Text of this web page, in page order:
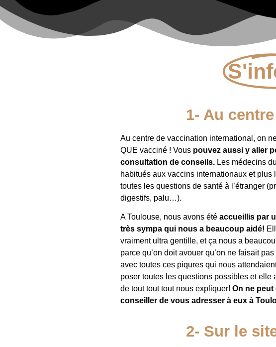
1- Au
Au centre de vaccination international, on
QUE vacciné ! Vous pouvez aussi y aller
consultation de conseils. Les médecins
habitués aux vaccins internationaux et plus
toutes les questions de santé à l’étranger
digestifs, palu…).
A Toulouse, nous avons été accueillis par
très sympa qui nous a beaucoup aidé!
vraiment ultra gentille, et ça nous a
parce qu’on doit avouer qu’on ne faisait
avec toutes ces piqures qui nous
poser toutes les questions possibles et elle
de tout tout tout nous expliquer! On ne
conseiller de vous adresser à eux à
2- Sur le